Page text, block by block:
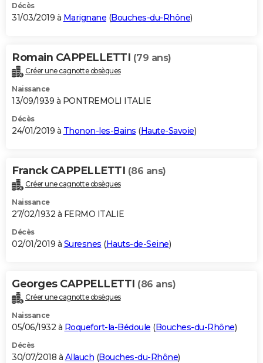
Décès
31/03/2019 à Marignane (Bouches-du-Rhône)
Romain CAPPELLETTI (79 ans)
Créer une cagnotte obsèques
Naissance
13/09/1939 à PONTREMOLI ITALIE
Décès
24/01/2019 à Thonon-les-Bains (Haute-Savoie)
Franck CAPPELLETTI (86 ans)
Créer une cagnotte obsèques
Naissance
27/02/1932 à FERMO ITALIE
Décès
02/01/2019 à Suresnes (Hauts-de-Seine)
Georges CAPPELLETTI (86 ans)
Créer une cagnotte obsèques
Naissance
05/06/1932 à Roquefort-la-Bédoule (Bouches-du-Rhône)
Décès
30/07/2018 à Allauch (Bouches-du-Rhône)